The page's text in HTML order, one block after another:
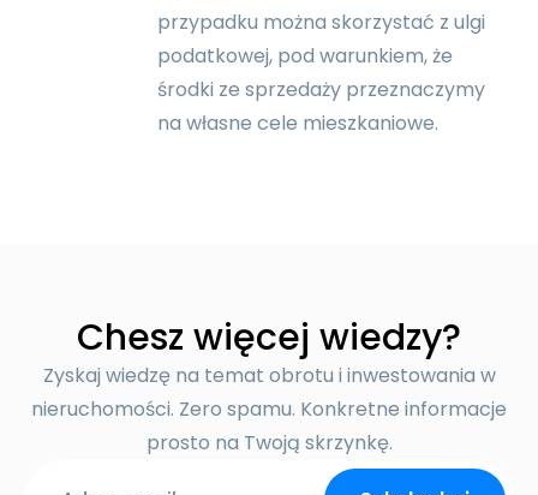
przypadku można skorzystać z ulgi
podatkowej, pod warunkiem, że
środki ze sprzedaży przeznaczymy
na własne cele mieszkaniowe.
Chesz więcej wiedzy?
Zyskaj wiedzę na temat obrotu i inwestowania w
nieruchomości. Zero spamu. Konkretne informacje
prosto na Twoją skrzynkę.